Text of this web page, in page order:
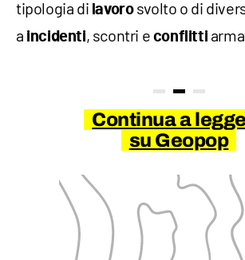
tipologia di lavorosvolto o di
a incidenti, scontri e conflitti
Continua a
su Geopop